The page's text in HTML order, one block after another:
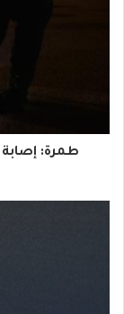
ا
إ
طمرة: